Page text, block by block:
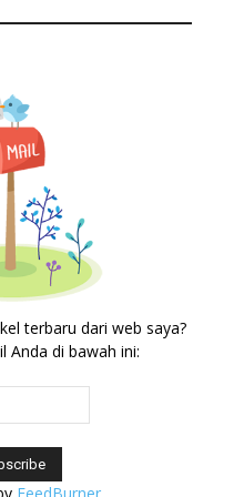
terbaru dari web saya?
Anda di bawah ini: